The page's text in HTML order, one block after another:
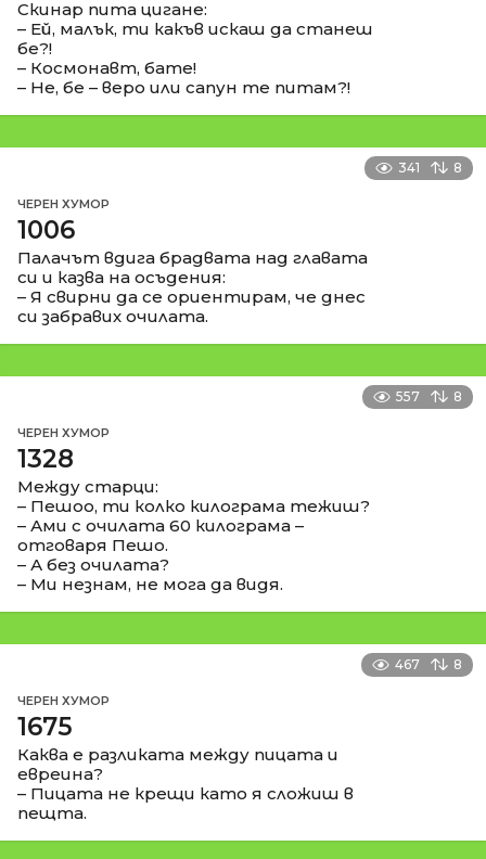
Скинар пита цигане:
– Ей, малък, ти какъв искаш да станеш
бе?!
– Космонавт, бате!
– Не, бе – веро или сапун те питам?!
341 8
ЧЕРЕН ХУМОР
1006
Палачът вдига брадвата над главата
си и казва на осъдения:
– Я свирни да се ориентирам, че днес
си забравих очилата.
557 8
ЧЕРЕН ХУМОР
1328
Между старци:
– Пешоо, ти колко килограма тежиш?
– Ами с очилата 60 килограма –
отговаря Пешо.
– А без очилата?
– Ми незнам, не мога да видя.
467 8
ЧЕРЕН ХУМОР
1675
Каква е разликата между пицата и
евреина?
– Пицата не крещи като я сложиш в
пещта.